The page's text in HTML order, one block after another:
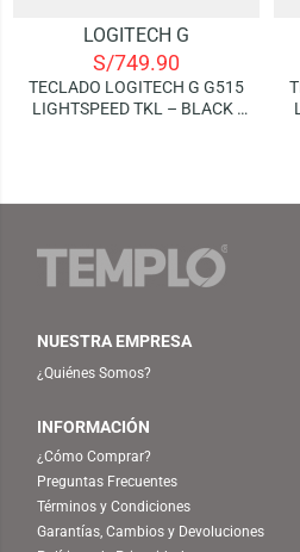
LOGITECH G
S/749.90
TECLADO LOGITECH G G515
LIGHTSPEED TKL – BLACK |
NUESTRA EMPRESA
¿Quiénes Somos?
INFORMACIÓN
¿Cómo Comprar?
Preguntas Frecuentes
Términos y Condiciones
Garantías, Cambios y Devoluciones